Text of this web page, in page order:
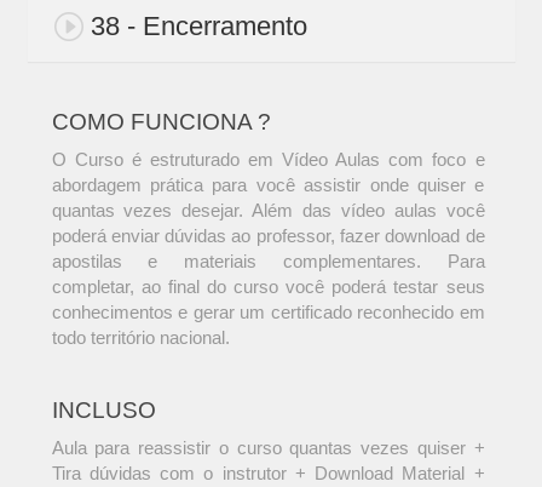
38 - Encerramento
COMO FUNCIONA ?
O Curso é estruturado em Vídeo Aulas com foco e
abordagem prática para você assistir onde quiser e
quantas vezes desejar. Além das vídeo aulas você
poderá enviar dúvidas ao professor, fazer download de
apostilas e materiais complementares. Para
completar, ao final do curso você poderá testar seus
conhecimentos e gerar um certificado reconhecido em
todo território nacional.
INCLUSO
Aula para reassistir o curso quantas vezes quiser +
Tira dúvidas com o instrutor + Download Material +